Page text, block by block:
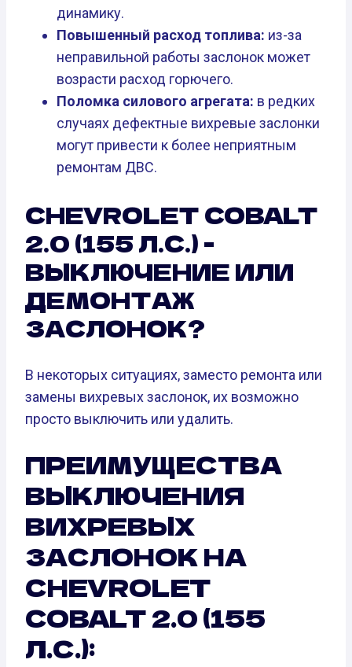
динамику.
Повышенный расход топлива: из-за
неправильной работы заслонок может
возрасти расход горючего.
Поломка силового агрегата: в редких
случаях дефектные вихревые заслонки
могут привести к более неприятным
ремонтам ДВС.
CHEVROLET COBALT
2.0 (155 Л.С.) -
ВЫКЛЮЧЕНИЕ ИЛИ
ДЕМОНТАЖ
ЗАСЛОНОК?
В некоторых ситуациях, заместо ремонта или
замены вихревых заслонок, их возможно
просто выключить или удалить.
ПРЕИМУЩЕСТВА
ВЫКЛЮЧЕНИЯ
ВИХРЕВЫХ
ЗАСЛОНОК НА
CHEVROLET
COBALT 2.0 (155
Л.С.):